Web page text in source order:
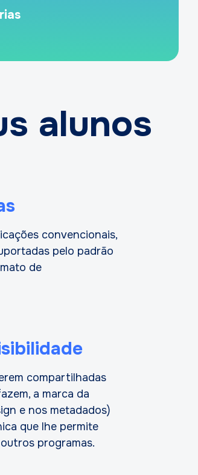
alunos
convencionais,
pelo padrão
de
compartilhadas
a marca da
e nos metadados)
que lhe permite
programas.